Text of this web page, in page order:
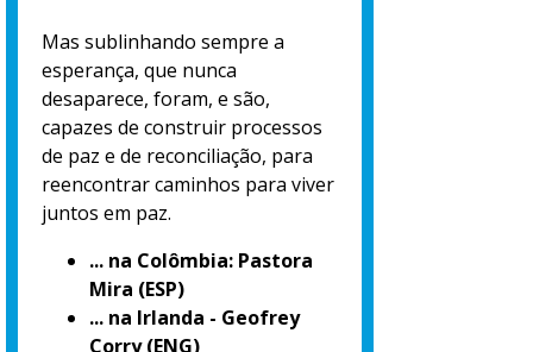
Mas sublinhando sempre a
esperança, que nunca
desaparece, foram, e são,
capazes de construir processos
de paz e de reconciliação, para
reencontrar caminhos para viver
juntos em paz.
... na Colômbia: Pastora
Mira (ESP)
... na Irlanda - Geofrey
Corry (ENG)